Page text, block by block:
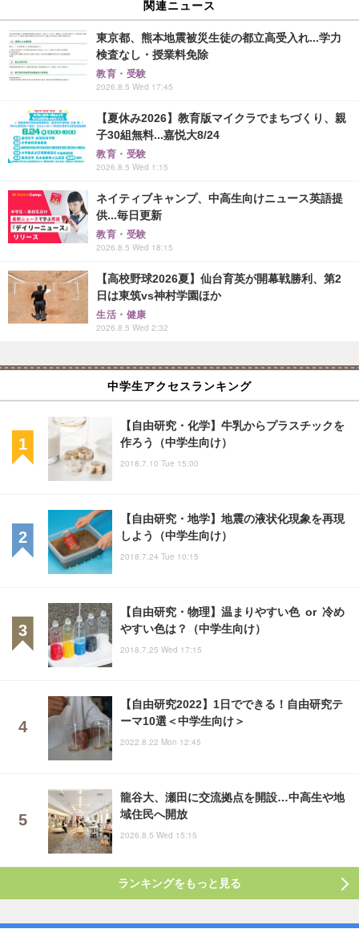
関連ニュース
東京都、熊本地震被災生徒の都立高受入れ...学力
検査なし・授業料免除
教育・受験
2026.8.5 Wed 17:45
【夏休み2026】教育版マイクラでまちづくり、親
子30組無料...嘉悦大8/24
教育・受験
2026.8.5 Wed 1:15
ネイティブキャンプ、中高生向けニュース英語提
供...毎日更新
教育・受験
2026.8.5 Wed 18:15
【高校野球2026夏】仙台育英が開幕戦勝利、第2
日は東筑vs神村学園ほか
生活・健康
2026.8.5 Wed 2:32
中学生アクセスランキング
【自由研究・化学】牛乳からプラスチックを
作ろう（中学生向け）
2018.7.10 Tue 15:00
【自由研究・地学】地震の液状化現象を再現
しよう（中学生向け）
2018.7.24 Tue 10:15
【自由研究・物理】温まりやすい色 or 冷め
やすい色は？（中学生向け）
2018.7.25 Wed 17:15
【自由研究2022】1日でできる！自由研究テ
ーマ10選＜中学生向け＞
2022.8.22 Mon 12:45
龍谷大、瀬田に交流拠点を開設…中高生や地
域住民へ開放
2026.8.5 Wed 15:15
ランキングをもっと見る